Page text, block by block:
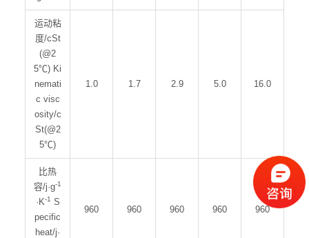
运动粘
度/cSt
(@2
5℃) Ki
nemati
c visc
osity/c
St(@2
5℃)
1.0 1.7 2.9 5.0 16.0
比热
容/j·g-1
·K-1 S
pecific
heat/j·
960 960 960 960 960